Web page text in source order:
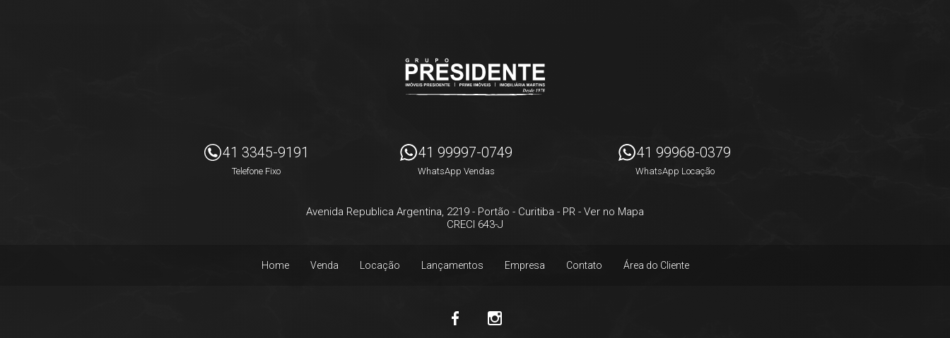
41 3345-9191
Telefone Fixo
41 99997-0749
WhatsApp Vendas
41 99968-0379
WhatsApp Locação
Avenida Republica Argentina, 2219 - Portão - Curitiba - PR - Ver no Mapa
CRECI 643-J
Home Venda Locação Lançamentos Empresa Contato Área do Cliente